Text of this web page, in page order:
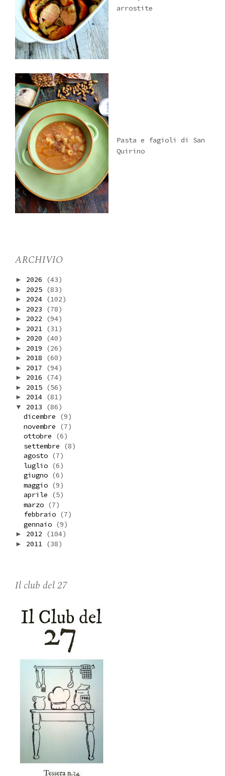
arrostite
Pasta e fagioli di San
Quirino
ARCHIVIO
► 2026 (43)
► 2025 (83)
► 2024 (102)
► 2023 (78)
► 2022 (94)
► 2021 (31)
► 2020 (40)
► 2019 (26)
► 2018 (60)
► 2017 (94)
► 2016 (74)
► 2015 (56)
► 2014 (81)
▼ 2013
(86)
dicembre
(9)
novembre
(7)
ottobre
(6)
settembre
(8)
agosto (7)
luglio (6)
giugno (6)
maggio (9)
aprile
(5)
marzo (7)
febbraio (7)
gennaio (9)
► 2012 (104)
► 2011 (38)
Il club del 27